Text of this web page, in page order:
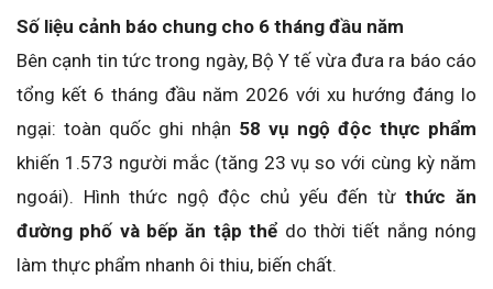
Số liệu cảnh báo chung cho 6 tháng đầu năm
Bên cạnh tin tức trong ngày, Bộ Y tếvừa đưa ra báo cáo
tổng kết 6 tháng đầu năm 2026 với xu hướng đáng lo
ngại: toàn quốc ghi nhận 58 vụ ngộ độc thực phẩm
khiến 1.573 người mắc (tăng 23 vụ so với cùng kỳ năm
ngoái). Hình thức ngộ độc chủ yếu đến từthức ăn
đường phố và bếp ăn tập thể do thời tiết nắng nóng
làm thực phẩm nhanh ôi thiu, biến chất.